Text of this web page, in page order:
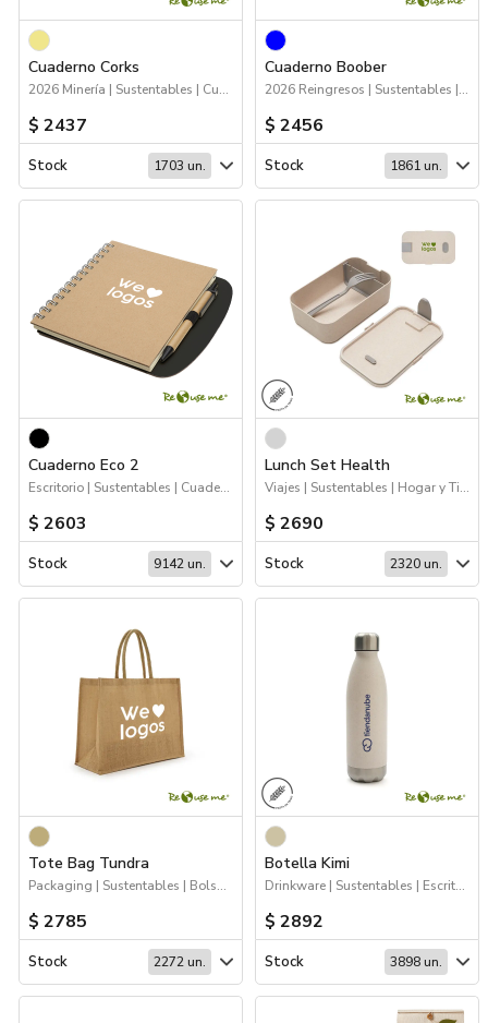
Cuaderno Corks
2026 Minería | Sustentables | Cuadernos
$ 2437
Stock 1703 un.
Cuaderno Boober
2026 Reingresos | Sustentables | Cuadernos
$ 2456
Stock 1861 un.
Cuaderno Eco 2
Escritorio | Sustentables | Cuadernos
$ 2603
Stock 9142 un.
Lunch Set Health
Viajes | Sustentables | Hogar y Tiempo Libre
$ 2690
Stock 2320 un.
Tote Bag Tundra
Packaging | Sustentables | Bolsas y Tote Bags
$ 2785
Stock 2272 un.
Botella Kimi
Drinkware | Sustentables | Escritorio
$ 2892
Stock 3898 un.